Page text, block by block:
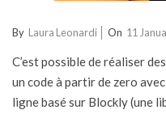
2021-
11
By Laura Leonardi On 11
C’est possible de réaliser
un code à partir de zero
ligne basé sur Blockly (une